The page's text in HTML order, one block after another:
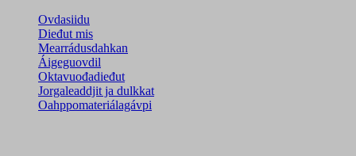
Ovdasiidu
Dieđut mis
Mearrádusdahkan
Áigeguovdil
Oktavuođadieđut
Jorgaleaddjit ja dulkkat
Oahppomateriálagávpi